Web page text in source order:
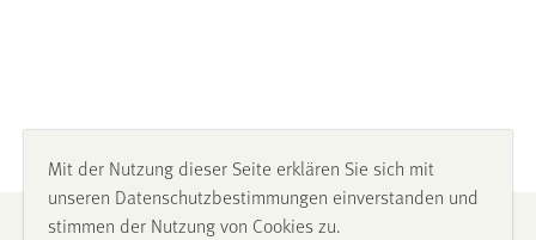
Impressum
Mit der Nutzung dieser Seite erklären Sie sich mit
unseren Datenschutzbestimmungen einverstanden und
stimmen der Nutzung von Cookies zu.